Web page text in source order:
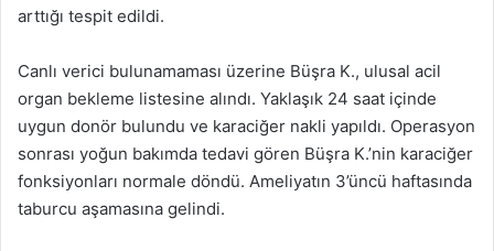
arttığı tespit edildi.
Canlı verici bulunamaması üzerine Büşra K., ulusal acil
organ bekleme listesine alındı. Yaklaşık 24 saat içinde
uygun donör bulundu ve karaciğer nakli yapıldı. Operasyon
sonrası yoğun bakımda tedavi gören Büşra K.’nin karaciğer
fonksiyonları normale döndü. Ameliyatın 3’üncü haftasında
taburcu aşamasına gelindi.